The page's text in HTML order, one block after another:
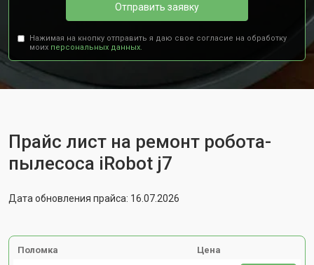
Отправить заявку
Нажимая на кнопку отправить я даю свое согласие на обработку
моих персональных данных.
Прайс лист на ремонт робота-
пылесоса iRobot j7
Дата обновления прайса: 16.07.2026
Поломка Цена